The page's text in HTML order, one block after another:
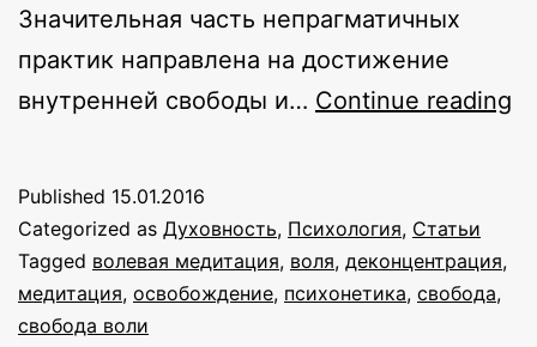
Значительная часть непрагматичных
практик направлена на достижение
внутренней свободы и… Continue reading
Published 15.01.2016
Categorized as Духовность, Психология, Статьи
Tagged волевая медитация, воля, деконцентрация,
медитация, освобождение, психонетика, свобода,
свобода воли